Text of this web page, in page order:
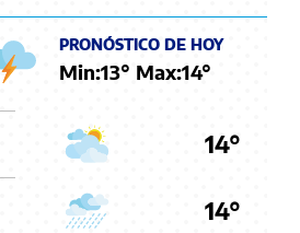
PRONÓSTICO DE HOY
Min:13° Max:14°
14°
14°